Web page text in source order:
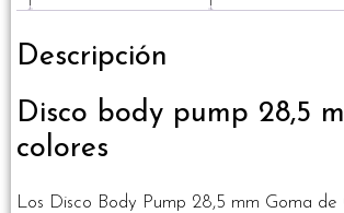
Descripción
Disco body pump 28,5
colores
Los Disco Body Pump 28,5 mm Goma de